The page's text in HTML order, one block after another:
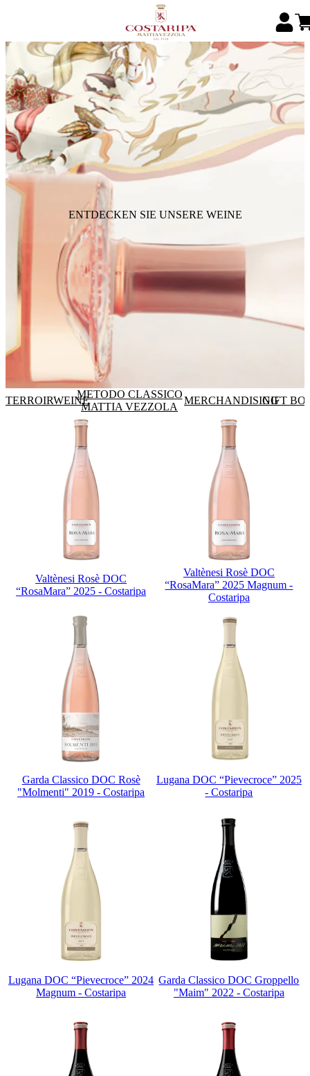
ENTDECKEN SIE UNSERE WEINE
TERROIRWEINE
METODO CLASSICO
MATTIA VEZZOLA
MERCHANDISING
GIFT
Valtènesi Rosè DOC
“RosaMara” 2025 - Costaripa
Valtènesi Rosè DOC
“RosaMara” 2025 Magnum -
Costaripa
Garda Classico DOC Rosè
"Molmenti" 2019 - Costaripa
Lugana DOC “Pievecroce” 2025
- Costaripa
Lugana DOC “Pievecroce” 2024
Magnum - Costaripa
Garda Classico DOC Groppello
"Maim" 2022 - Costaripa